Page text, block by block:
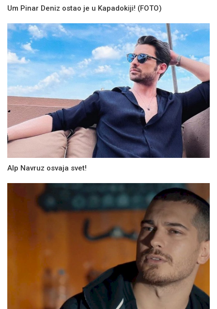
Um Pinar Deniz ostao je u Kapadokiji! (FOTO)
Alp Navruz osvaja svet!